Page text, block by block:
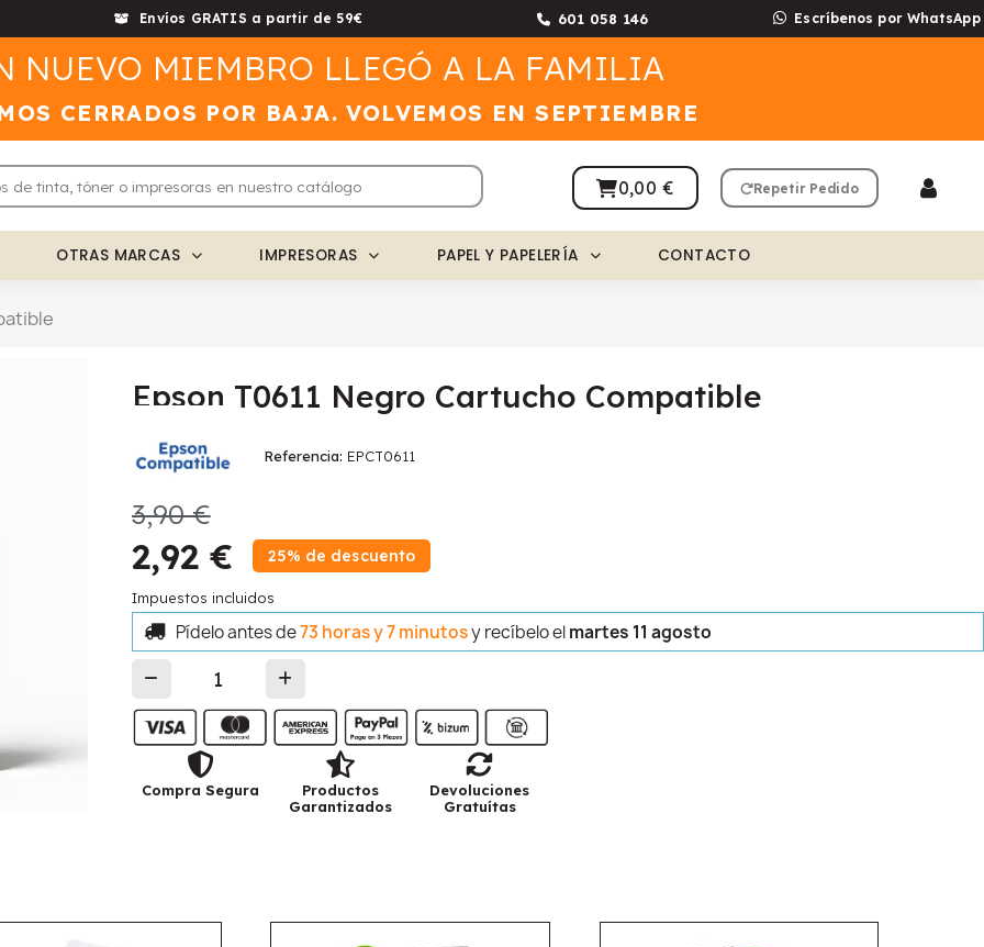
Envíos GRATIS a partir de 59€ 601 058 146 Escríbenos por WhatsApp
NUEVO MIEMBRO LLEGÓ A LA FAMILIA
CERRADOS POR BAJA. VOLVEMOS EN SEPTIEMBRE
0,00 € Repetir Pedido
OTRAS MARCAS IMPRESORAS PAPEL Y PAPELERÍA CONTACTO
Epson T0611 Negro Cartucho Compatible
Referencia EPCT0611
3,90 €
2,92 € 25% de descuento
Impuestos incluidos
Pídelo antes de73 horas y 7 minutosy recíbeloelmartes 11 agosto
Compra Segura
Productos
Garantizados
Devoluciones
Gratuítas